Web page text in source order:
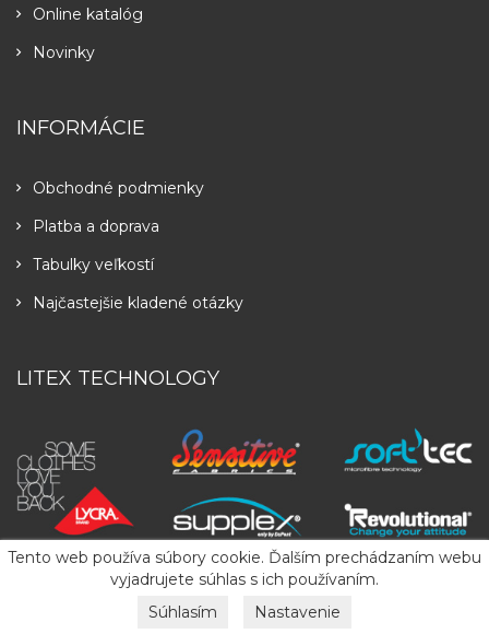
Tento web používa súbory cookie. Ďalším prechádzaním webu
vyjadrujete súhlas s ich používaním.
Súhlasím
Nastavenie
Online katalóg
Novinky
INFORMÁCIE
Obchodné podmienky
Platba a doprava
Tabulky veľkostí
Najčastejšie kladené otázky
LITEX TECHNOLOGY